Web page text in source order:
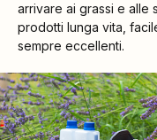
arrivare ai grassi e alle
prodotti lunga vita,
sempre eccellenti.